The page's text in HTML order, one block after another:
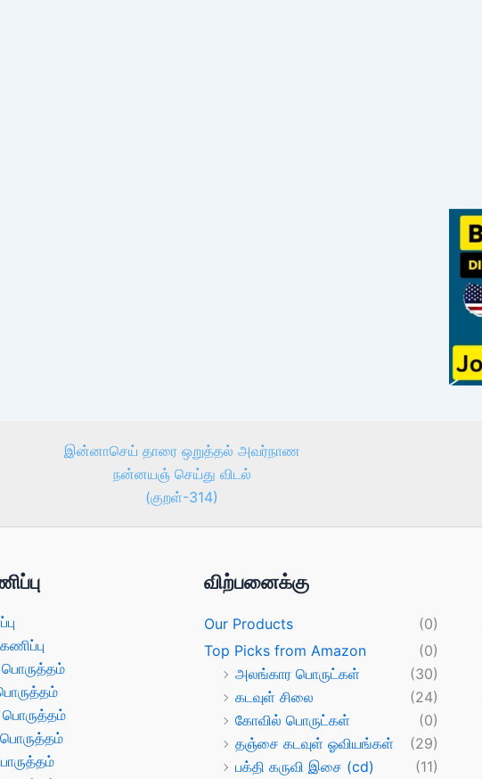
இன்னாசெய் தாரை ஒறுத்தல் அவர்நாண
நன்னயஞ் செய்து விடல்
(குறள்-314)
பொருத்தம்
விற்பனைக்கு
Our Products
(0)
Top Picks from Amazon
(0)
அலங்கார பொருட்கள்
(30)
கடவுள் சிலை
(24)
கோவில் பொருட்கள்
(0)
தஞ்சை கடவுள் ஓவியங்கள்
(29)
பக்தி கருவி இசை (cd)
(11)